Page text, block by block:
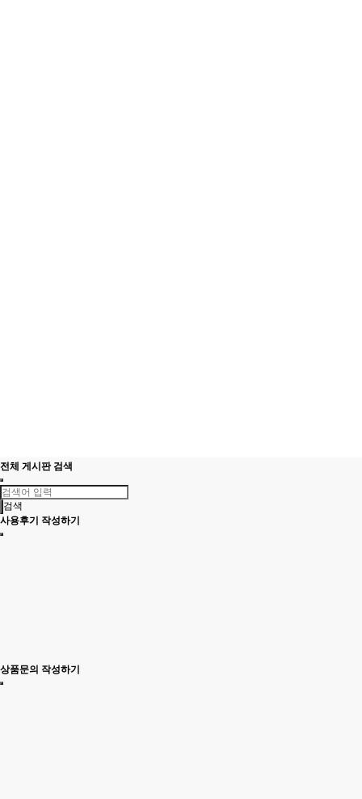
전체 게시판 검색
검색
사용후기 작성하기
상품문의 작성하기